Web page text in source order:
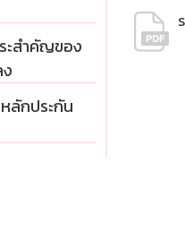
ะสำคัญของ
ลักประกัน